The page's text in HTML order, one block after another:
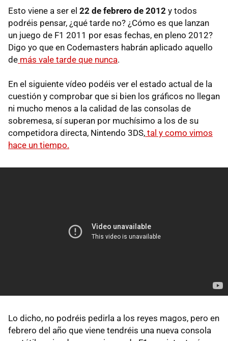
Esto viene a ser el 22 de febrero de 2012 y todos
podréis pensar, ¿qué tarde no? ¿Cómo es que lanzan
un juego de F1 2011 por esas fechas, en pleno 2012?
Digo yo que en Codemasters habrán aplicado aquello
de más vale tarde que nunca.
En el siguiente vídeo podéis ver el estado actual de la
cuestión y comprobar que si bien los gráficos no llegan
ni mucho menos a la calidad de las consolas de
sobremesa, sí superan por muchísimo a los de su
competidora directa, Nintendo 3DS, tal y como vimos
hace un tiempo.
Lo dicho, no podréis pedirla a los reyes magos, pero en
febrero del año que viene tendréis una nueva consola